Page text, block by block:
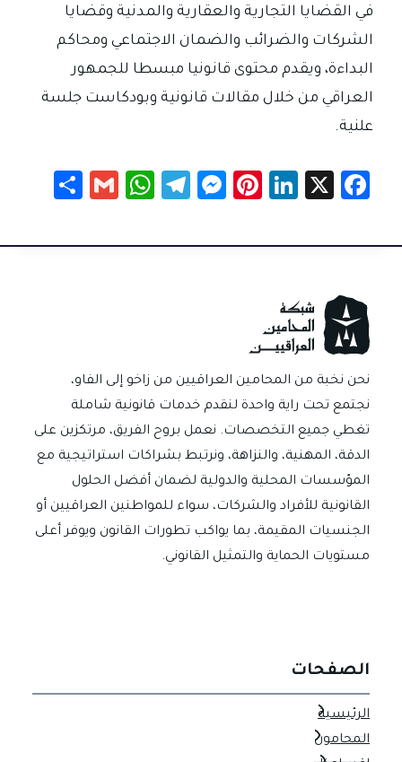
في القضايا التجارية والعقارية والمدنية وقضايا
الشركات والضرائب والضمان الاجتماعي ومحاكم
البداءة، ويقدم محتوى قانونيا مبسطا للجمهور
العراقي من خلال مقالات قانونية وبودكاست جلسة
علنية.
Fa
e
o
ok
X
Li
e
Pi
er
M
se
Te
gr
W
at
G
ail
ar
نحن نخبة من المحامين العراقيين من زاخو إلى الفاو،
نجتمع تحت راية واحدة لنقدم خدمات قانونية شاملة
تغطي جميع التخصصات. نعمل بروح الفريق، مرتكزين على
الدقة، المهنية، والنزاهة، ونرتبط بشراكات استراتيجية مع
المؤسسات المحلية والدولية لضمان أفضل الحلول
القانونية للأفراد والشركات، سواء للمواطنين العراقيين أو
الجنسيات المقيمة، بما يواكب تطورات القانون ويوفر أعلى
مستويات الحماية والتمثيل القانوني.
الصفحات
الرئيسية
المحامون